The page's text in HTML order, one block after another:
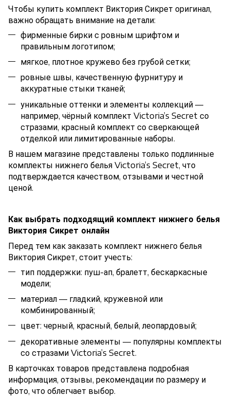
Чтобы купить комплект Виктория Сикрет оригинал,
важно обращать внимание на детали:
фирменные бирки с ровным шрифтом и
правильным логотипом;
мягкое, плотное кружево без грубой сетки;
ровные швы, качественную фурнитуру и
аккуратные стыки тканей;
уникальные оттенки и элементы коллекций —
например, чёрный комплект Victoria’s Secret со
стразами, красный комплект со сверкающей
отделкой или лимитированные наборы.
В нашем магазине представлены только подлинные
комплекты нижнего белья Victoria’s Secret, что
подтверждается качеством, отзывами и честной
ценой.
Как выбрать подходящий комплект нижнего белья
Виктория Сикрет онлайн
Перед тем как заказать комплект нижнего белья
Виктория Сикрет, стоит учесть:
тип поддержки: пуш-ап, бралетт, бескаркасные
модели;
материал — гладкий, кружевной или
комбинированный;
цвет: черный, красный, белый, леопардовый;
декоративные элементы — популярны комплекты
со стразами Victoria’s Secret.
В карточках товаров представлена подробная
информация, отзывы, рекомендации по размеру и
фото, что облегчает выбор.